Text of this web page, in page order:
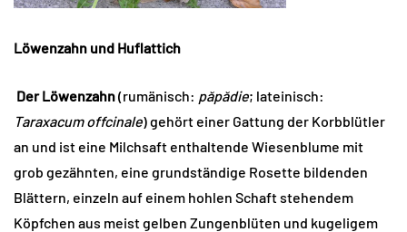
Löwenzahn und Huflattich
Der Löwenzahn(rumänisch: păpădie; lateinisch:
Taraxacum offcinale) gehört einer Gattung der Korbblütler
an und ist eine Milchsaft enthaltende Wiesenblume mit
grob gezähnten, eine grundständige Rosette bildenden
Blättern, einzeln auf einem hohlen Schaft stehendem
Köpfchen aus meist gelben Zungenblüten und kugeligem